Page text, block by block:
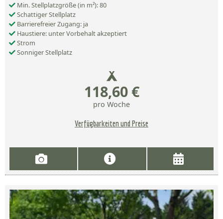
Min. Stellplatzgröße (in m²): 80
Schattiger Stellplatz
Barrierefreier Zugang: ja
Haustiere: unter Vorbehalt akzeptiert
Strom
Sonniger Stellplatz
118,60 €
pro Woche
Verfügbarkeiten und Preise